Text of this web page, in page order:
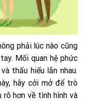
phải lúc nào cũng
Mối quan hệ phức
thấu hiểu lẫn nhau.
hãy cởi mở để trò
rõ hơn về tình hình và